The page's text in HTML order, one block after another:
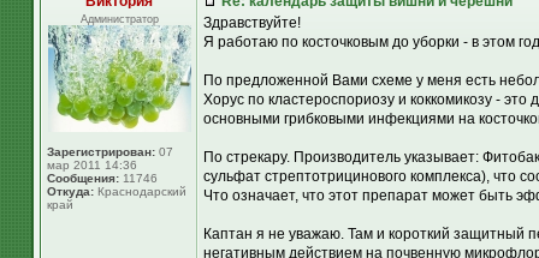
Администратор
Зарегистрирован: 07
мар 2011 14:36
Сообщения: 11746
Откуда: Краснодарский
край
Здравствуйте!
Я работаю по косточковым до уборки - в этом
По предложенной Вами схеме у меня есть
Хорус по кластероспориозу и коккомикозу -
основными грибковыми инфекциями на
По стрекару. Производитель указывает:
сульфат стрептотрицинового комплекса), что
Что означает, что этот препарат может быть
Каптан я не уважаю. Там и короткий защитный
негативным действием на почвенную